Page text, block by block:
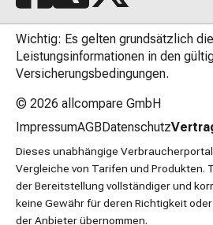
Wichtig: Es gelten grundsätzlich
Leistungsinformationen in den
Versicherungsbedingungen.
© 2026 allcompare GmbH
ImpressumAGBDatenschutz
Dieses unabhängige
Vergleiche von Tarifen und Produkten.
der Bereitstellung vollständiger und
keine Gewähr für deren Richtigkeit
der Anbieter übernommen.